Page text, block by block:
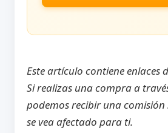
Este artículo contiene enlaces
Si realizas una compra a
podemos recibir una comisión
se vea afectado para ti.